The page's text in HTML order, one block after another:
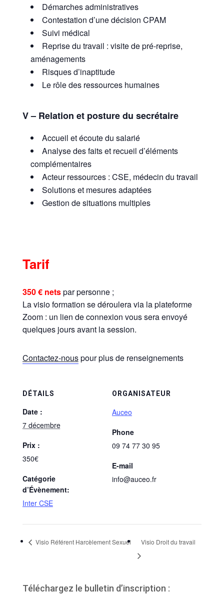
Démarches administratives
Contestation d’une décision CPAM
Suivi médical
Reprise du travail : visite de pré-reprise,
aménagements
Risques d’inaptitude
Le rôle des ressources humaines
V – Relation et posture du secrétaire
Accueil et écoute du salarié
Analyse des faits et recueil d’éléments
complémentaires
Acteur ressources : CSE, médecin du travail
Solutions et mesures adaptées
Gestion de situations multiples
Tarif
350 € netspar personne ;
La visio formation se déroulera via la plateforme
Zoom : un lien de connexion vous sera envoyé
quelques jours avant la session.
Contactez-nouspour plus de renseignements
DÉTAILS
Date :
7 décembre
Prix :
350€
Catégorie
d’Évènement:
Inter CSE
ORGANISATEUR
Auceo
Phone
09 74 77 30 95
E-mail
info@auceo.fr
Visio Référent Harcèlement Sexuel Visio Droit du travail
Téléchargez le bulletin d’inscription :